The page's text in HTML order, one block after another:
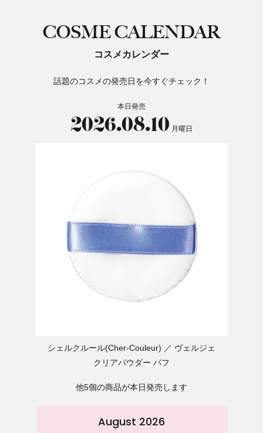
COSME CALENDAR
コスメカレンダー
話題のコスメの発売日を今すぐチェック！
本日発売
2026.08.10 月曜日
シェルクルール(Cher-Couleur)
ヴェルジェ
クリアパウダー パフ
他5個の商品が本日発売します
August 2026